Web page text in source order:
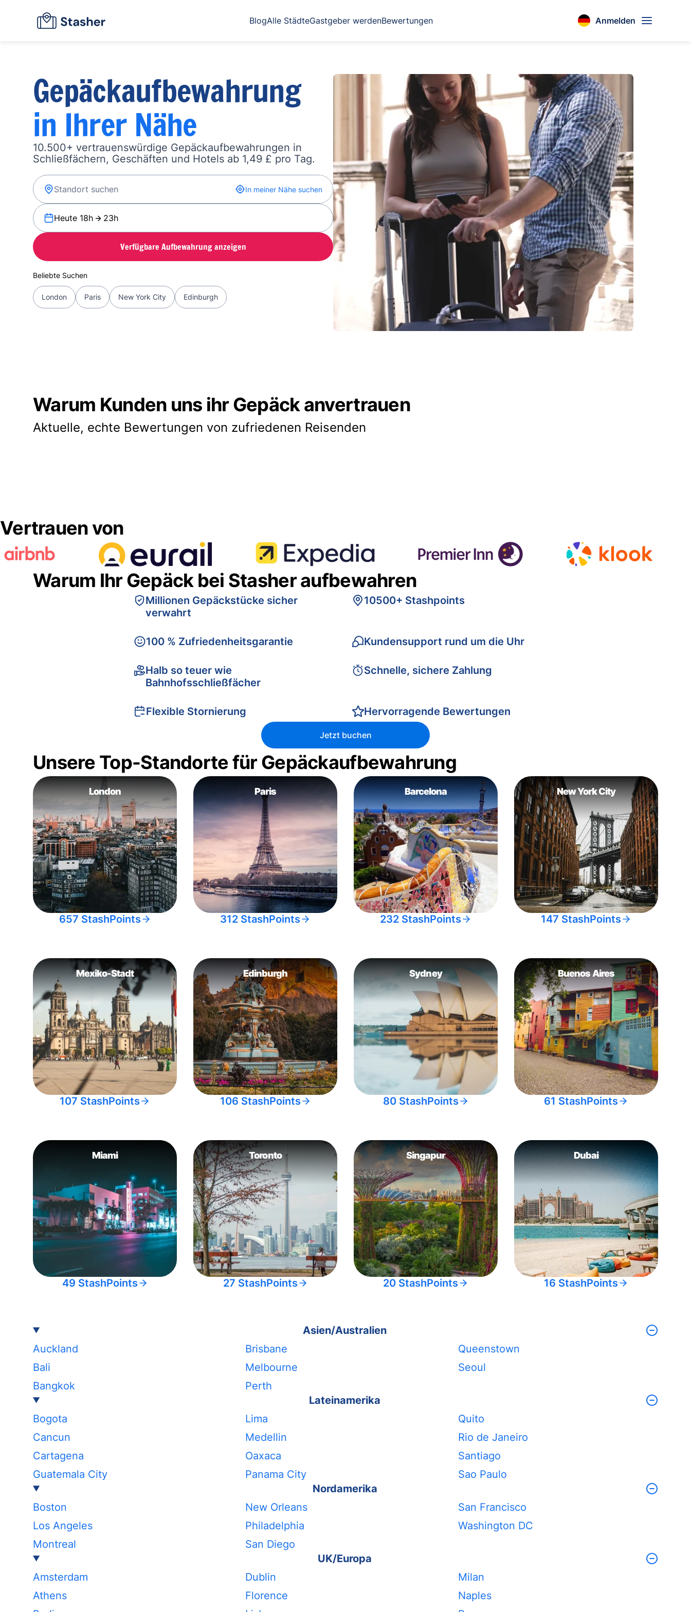
BlogAlle StädteGastgeber werdenBewertungen Anmelden
Gepäckaufbewahrung
in Ihrer Nähe
10.500+ vertrauenswürdige Gepäckaufbewahrungen in
Schließfächern, Geschäften und Hotels ab 1,49 £ pro Tag.
In meiner Nähe suchen
Heute 18h 23h
Verfügbare Aufbewahrung anzeigen
Beliebte Suchen
London Paris New York City Edinburgh
Warum Kunden uns ihr Gepäck anvertrauen
Aktuelle, echte Bewertungen von zufriedenen Reisenden
Vertrauen von
Warum Ihr Gepäck bei Stasher aufbewahren
Millionen Gepäckstücke sicher
verwahrt
100 % Zufriedenheitsgarantie
Halb so teuer wie
Bahnhofsschließfächer
Flexible Stornierung
10500+ Stashpoints
Kundensupport rund um die Uhr
Schnelle, sichere Zahlung
Hervorragende Bewertungen
Jetzt buchen
Unsere Top-Standorte für Gepäckaufbewahrung
London
657 StashPoints
Paris
312 StashPoints
Barcelona
232 StashPoints
New York City
147 StashPoints
Mexiko-Stadt
107 StashPoints
Edinburgh
106 StashPoints
Sydney
80 StashPoints
Buenos Aires
61 StashPoints
Miami
49 StashPoints
Toronto
27 StashPoints
Singapur
20 StashPoints
Dubai
16 StashPoints
Asien/Australien
Auckland
Bali
Bangkok
Brisbane
Melbourne
Perth
Queenstown
Seoul
Lateinamerika
Bogota
Cancun
Cartagena
Guatemala City
Lima
Medellin
Oaxaca
Panama City
Quito
Rio de Janeiro
Santiago
Sao Paulo
Nordamerika
Boston
Los Angeles
Montreal
New Orleans
Philadelphia
San Diego
San Francisco
Washington DC
UK/Europa
Amsterdam
Athens
Dublin
Florence
Milan
Naples